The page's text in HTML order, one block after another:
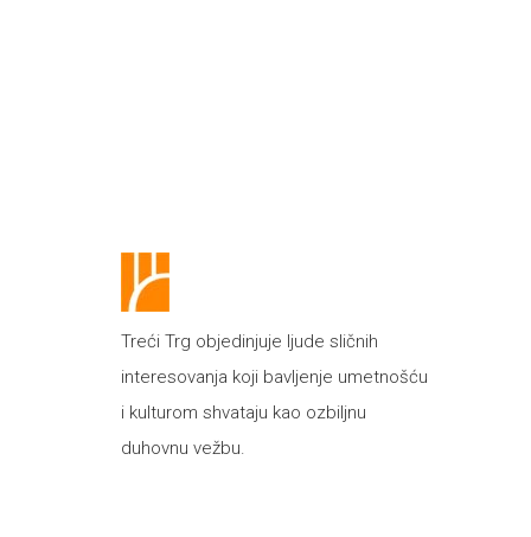
Treći Trg objedinjuje ljude sličnih
interesovanja koji bavljenje umetnošću
i kulturom shvataju kao ozbiljnu
duhovnu vežbu.